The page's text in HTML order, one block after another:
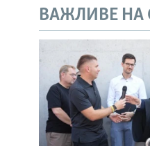
ВАЖЛИВЕ НА